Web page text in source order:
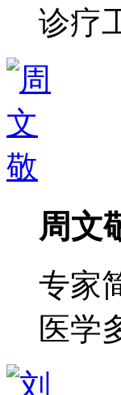
诊疗
周文
专家
医学